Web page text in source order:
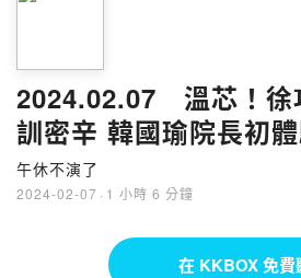
2024.02.07 溫芯！徐
訓密辛 韓國瑜院長初
feat.徐巧芯
午休不演了
2024-02-07 · 1 小時 6 分鐘
在 KKBOX 免費